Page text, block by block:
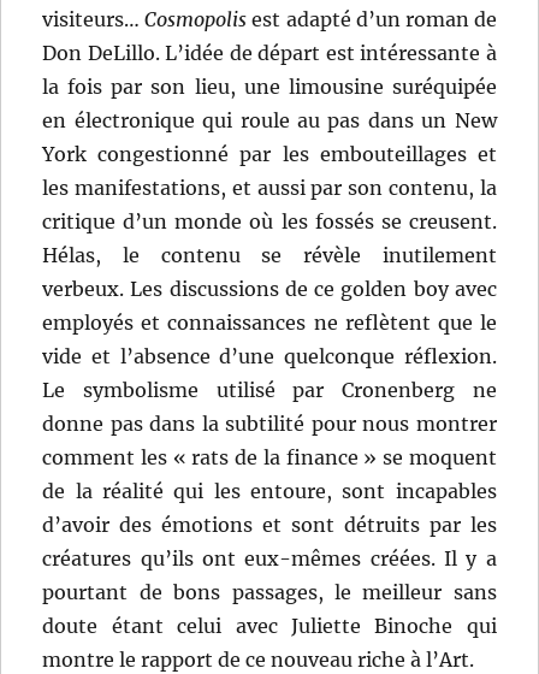
visiteurs…Cosmopolis est adapté d’un roman de
Don DeLillo. L’idée de départ est intéressante à
la fois par son lieu, une limousine suréquipée
en électronique qui roule au pas dans un New
York congestionné par les embouteillages et
les manifestations, et aussi par son contenu, la
critique d’un monde où les fossés se creusent.
Hélas, le contenu se révèle inutilement
verbeux. Les discussions de ce golden boy avec
employés et connaissances ne reflètent que le
vide et l’absence d’une quelconque réflexion.
Le symbolisme utilisé par Cronenberg ne
donne pas dans la subtilité pour nous montrer
comment les « rats de la finance » se moquent
de la réalité qui les entoure, sont incapables
d’avoir des émotions et sont détruits par les
créatures qu’ils ont eux-mêmes créées. Il y a
pourtant de bons passages, le meilleur sans
doute étant celui avec Juliette Binoche qui
montre le rapport de ce nouveau riche à l’Art.